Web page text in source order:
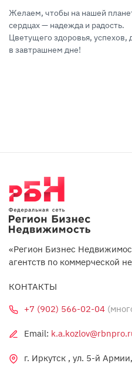
Желаем, чтобы на нашей
сердцах — надежда и радость.
Цветущего здоровья, успехов,
в завтрашнем дне!
«Регион Бизнес
агентств по коммерческой
КОНТАКТЫ
+7 (902) 566-02-04
Email:
г. Иркутск , ул. 5-й